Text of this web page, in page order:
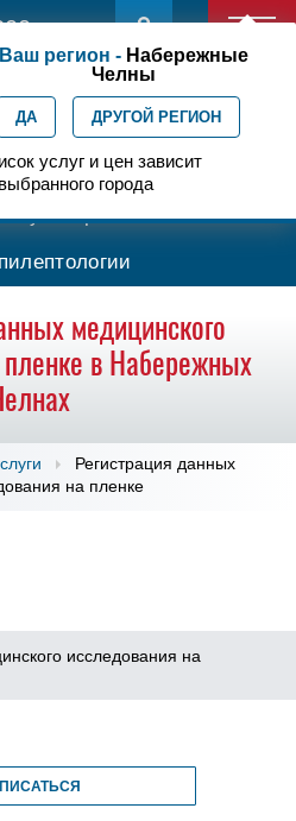
Ваш регион - Набережные
Челны
ДА ДРУГОЙ РЕГИОН
услуг и цен зависит
города
Протонная терапия
онкология
медицинского
в Набережных
Регистрация данных
на пленке
исследования на